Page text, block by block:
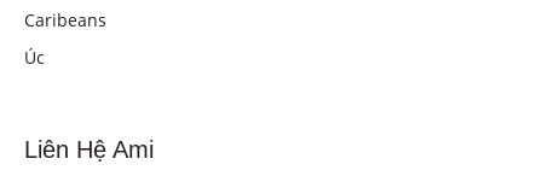
Caribeans
Úc
Liên Hệ Ami